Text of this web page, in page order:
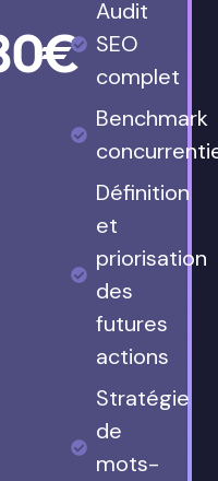
Audit
SEO
complet
Benchmark
Définition
et
priorisation
des
futures
actions
Stratégie
de
mots-